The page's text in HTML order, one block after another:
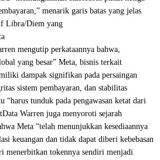
menarik garis batas yang jelas
Libra/Diem yang
mengutip perkataannya bahwa,
yang besar” Meta, bisnis terkait
dampak signifikan pada persaingan
sistem pembayaran, dan stabilitas
“harus tunduk pada pengawasan ketat dari
Warren juga menyoroti sejarah
Meta “telah menunjukkan kesediaannya
keuangan dan tidak dapat diberi kebebasan
menerbitkan tokennya sendiri menjadi